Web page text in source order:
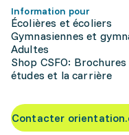
Information pour
Écolières et écoliers
Gymnasiennes et
Adultes
Shop CSFO:
études et la carrière
Contacter